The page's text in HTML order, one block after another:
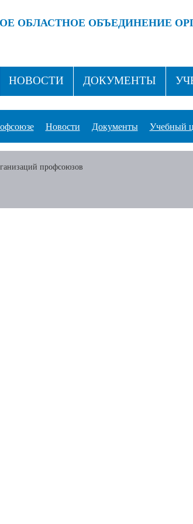
ОБЛАСТНОЕ ОБЪЕДИНЕНИЕ
НОВОСТИ ДОКУМЕНТЫ
КОНТАКТЫ
Новости Документы Учебный
профсоюзов